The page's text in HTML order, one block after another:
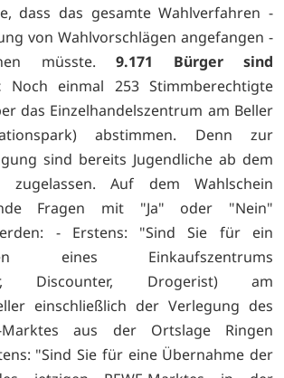
dass das gesamte Wahlverfahren -
von Wahlvorschlägen angefangen -
müsste.9.171 Bürger sind
Noch einmal 253 Stimmberechtigte
das Einzelhandelszentrum am Beller
abstimmen. Denn zur
sind bereits Jugendliche ab dem
zugelassen. Auf dem Wahlschein
Fragen mit "Ja" oder "Nein"
- Erstens: "Sind Sie für ein
eines Einkaufszentrums
Discounter, Drogerist) am
einschließlich der Verlegung des
Marktes aus der Ortslage Ringen
"Sind Sie für eine Übernahme der